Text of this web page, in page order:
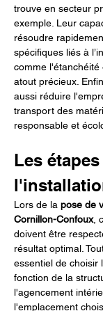
trouve en secteur
exemple. Leur
résoudre
spécifiques liés à
comme l'étanchéité
atout précieux.
aussi réduire
transport des
responsable et
Les
Lors de la pose de
Cornillon-Confoux,
doivent être
résultat optimal.
essentiel de choisir
fonction de la
l'agencement
l'emplacement